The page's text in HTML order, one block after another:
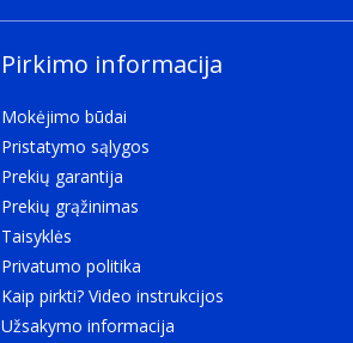
Pirkimo informacija
Mokėjimo būdai
Pristatymo sąlygos
Prekių garantija
Prekių grąžinimas
Taisyklės
Privatumo politika
Kaip pirkti? Video instrukcijos
Užsakymo informacija